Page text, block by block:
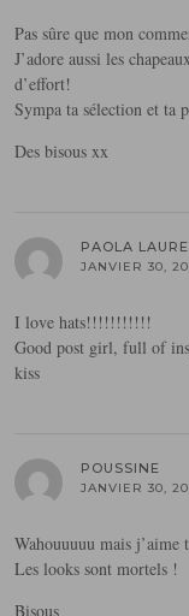
Pas sûre que mon
J’adore aussi les
d’effort!
Sympa ta sélection et ta
Des bisous xx
PAOLA
JANVIER 30,
I love hats!!!!!!!!!!!
Good post girl, full of
kiss
POUSSINE
JANVIER 30,
Wahouuuuu mais j’aime
Les looks sont mortels !
Bisous